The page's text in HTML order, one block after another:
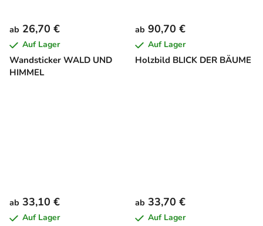
Wandsticker WALD UND
HIMMEL
ab 26,70 €
Auf Lager
Holzbild BLICK DER BÄUME
ab 90,70 €
Auf Lager
ab 33,10 €
Auf Lager
ab 33,70 €
Auf Lager